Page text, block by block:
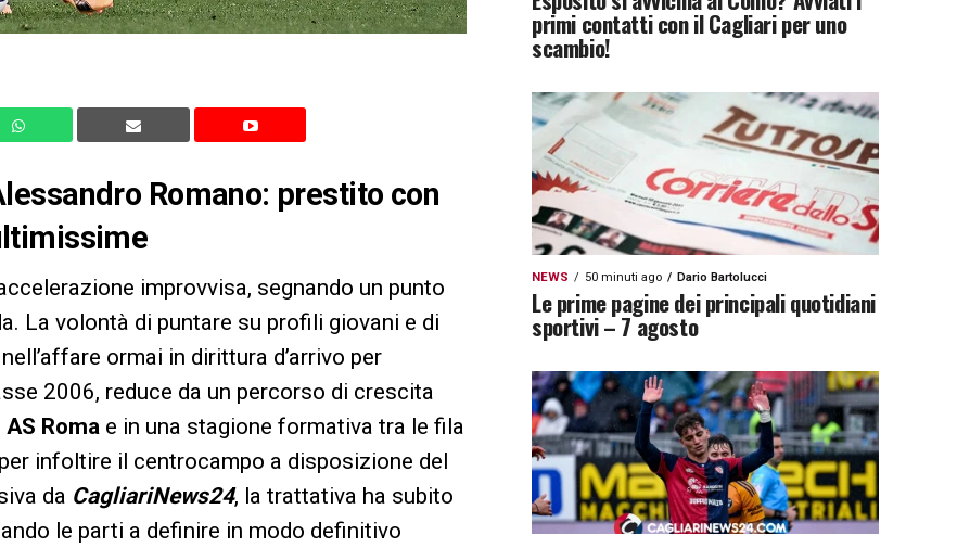
Romano: prestito con
improvvisa, segnando un punto
La volontà di puntare su profili giovani e di
ormai in dirittura d’arrivo per
2006, reduce da un percorso di crescita
AS Roma e in una stagione formativa tra le fila
infoltire il centrocampo a disposizione del
da CagliariNews24, la trattativa ha subito
le parti a definire in modo definitivo
primi contatti con il Cagliari per uno
scambio!
NEWS 50 minuti ago Dario Bartolucci
Le prime pagine dei principali quotidiani
sportivi – 7 agosto